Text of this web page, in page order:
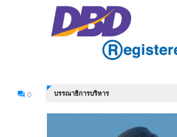
0 บรรณาธิการบริหาร